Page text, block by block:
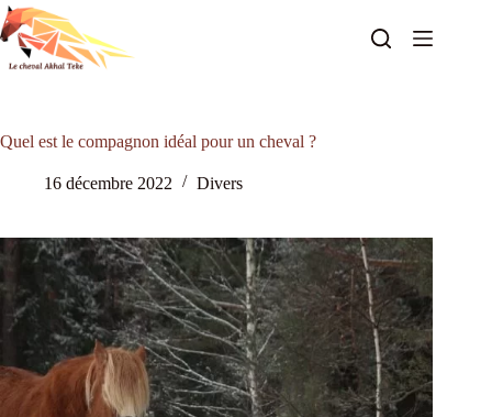
Passer
au
contenu
Quel est le compagnon idéal pour un cheval ?
16 décembre 2022 Divers